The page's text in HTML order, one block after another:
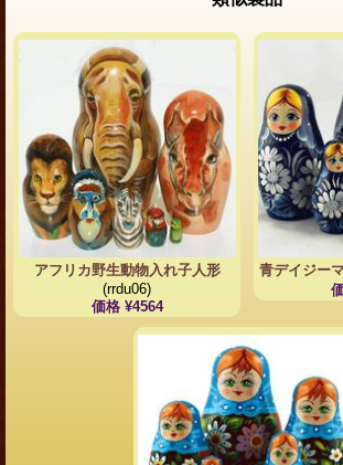
アフリカ野生動物入れ子人形
(rrdu06)
価格 ¥4564
青デイジー